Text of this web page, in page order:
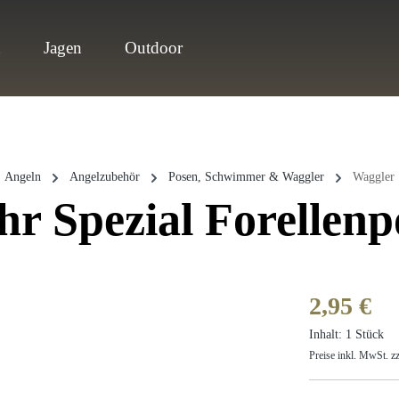
Jagen Outdoor
Angeln Angelzubehör Posen, Schwimmer & Waggler Waggler
Spezial
Regulärer
2,95 €
Inhalt: 1 Stück
Preise inkl. MwSt.